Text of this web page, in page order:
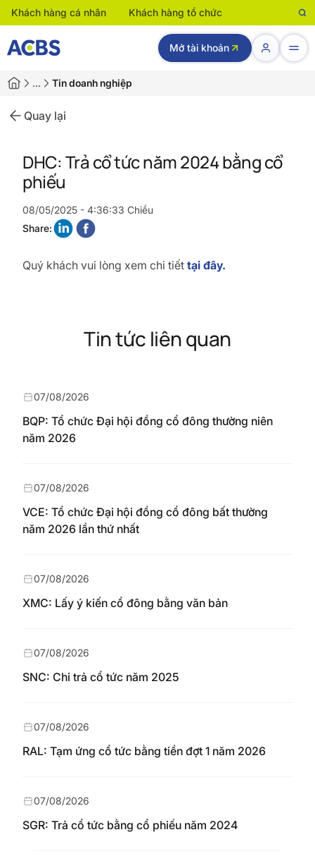
Khách hàng cá nhân Khách hàng tổ chức
Mở tài khoản
… Tin doanh nghiệp
Quay lại
DHC: Trả cổ tức năm 2024 bằng cổ
phiếu
08/05/2025 - 4:36:33 Chiều
Share:
Quý khách vui lòng xem chi tiết tại đây.
Tin tức liên quan
BQP: Tổ chức Đại hội đồng cổ đông thường niên
năm 2026
07/08/2026
VCE: Tổ chức Đại hội đồng cổ đông bất thường
năm 2026 lần thứ nhất
07/08/2026
XMC: Lấy ý kiến cổ đông bằng văn bản
07/08/2026
SNC: Chi trả cổ tức năm 2025
07/08/2026
RAL: Tạm ứng cổ tức bằng tiền đợt 1 năm 2026
07/08/2026
SGR: Trả cổ tức bằng cổ phiếu năm 2024
07/08/2026